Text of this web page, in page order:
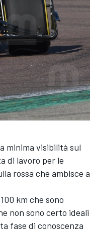
minima visibilità sul
di lavoro per le
rossa che ambisce a
km che sono
non sono certo ideali
fase di conoscenza